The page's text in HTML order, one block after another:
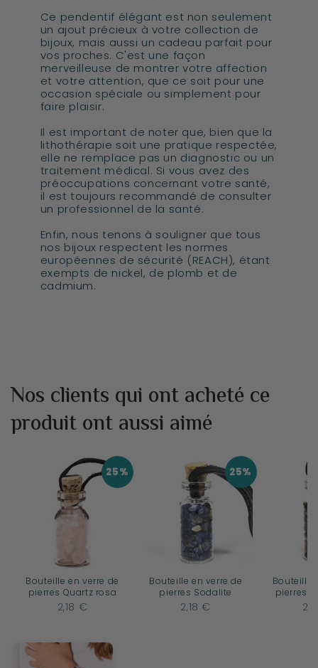
Ce pendentif élégant est non seulement
un ajout précieux à votre collection de
bijoux, mais aussi un cadeau parfait pour
vos proches. C'est une façon
merveilleuse de montrer votre affection
et votre attention, que ce soit pour une
occasion spéciale ou simplement pour
faire plaisir.
Il est important de noter que, bien que la
lithothérapie soit une pratique respectée,
elle ne remplace pas un diagnostic ou un
traitement médical. Si vous avez des
préoccupations concernant votre santé,
il est toujours recommandé de consulter
un professionnel de la santé.
Enfin, nous tenons à souligner que tous
nos bijoux respectent les normes
européennes de sécurité (REACH), étant
exempts de nickel, de plomb et de
cadmium.
Nos clients qui ont acheté ce
produit ont aussi aimé
25%
Bouteille en verre de
pierres Quartz rosa
2,18 €
25%
Bouteille en verre de
pierres Sodalite
2,18 €
Bouteille
pierres